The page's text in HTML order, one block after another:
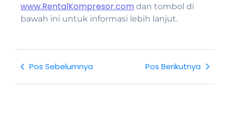
www.RentalKompresor.com dan tombol di
bawah ini untuk informasi lebih lanjut.
Pos Sebelumnya Pos Berikutnya